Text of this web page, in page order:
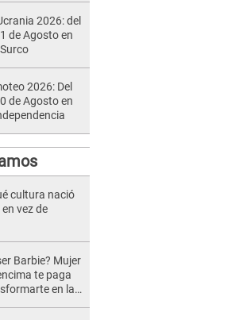
2026: del
de Agosto en
2026: Del
de Agosto en
cultura nació
vez de
Barbie? Mujer
te paga
en la